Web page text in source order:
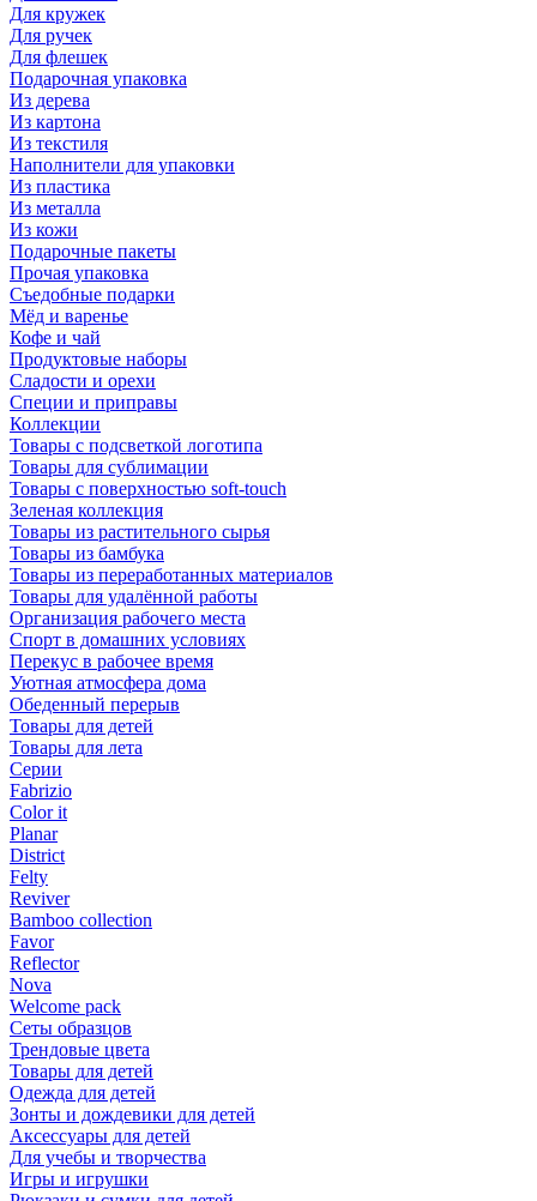
Для кружек
Для ручек
Для флешек
Подарочная упаковка
Из дерева
Из картона
Из текстиля
Наполнители для упаковки
Из пластика
Из металла
Из кожи
Подарочные пакеты
Прочая упаковка
Съедобные подарки
Мёд и варенье
Кофе и чай
Продуктовые наборы
Сладости и орехи
Специи и приправы
Коллекции
Товары с подсветкой логотипа
Товары для сублимации
Товары с поверхностью soft-touch
Зеленая коллекция
Товары из растительного сырья
Товары из бамбука
Товары из переработанных материалов
Товары для удалённой работы
Организация рабочего места
Спорт в домашних условиях
Перекус в рабочее время
Уютная атмосфера дома
Обеденный перерыв
Товары для детей
Товары для лета
Серии
Fabrizio
Color it
Planar
District
Felty
Reviver
Bamboo collection
Favor
Reflector
Nova
Welcome pack
Сеты образцов
Трендовые цвета
Товары для детей
Одежда для детей
Зонты и дождевики для детей
Аксессуары для детей
Для учебы и творчества
Игры и игрушки